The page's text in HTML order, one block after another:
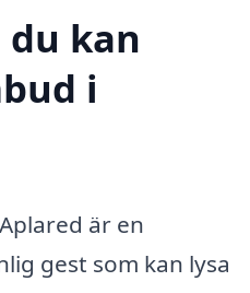
kan
i
är en
gest som kan lysa